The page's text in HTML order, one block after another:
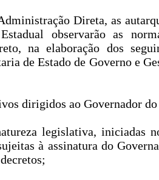
Direta, as
observarão as
na elaboração dos
de Estado de Governo e
dirigidos ao Governador
legislativa, iniciadas
à assinatura do